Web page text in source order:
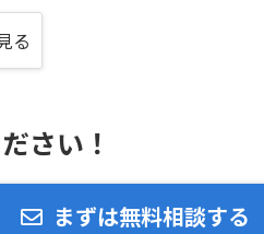
る
さい！
まずは無料相談する